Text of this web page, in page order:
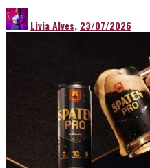
Livia Alves, 23/07/2026